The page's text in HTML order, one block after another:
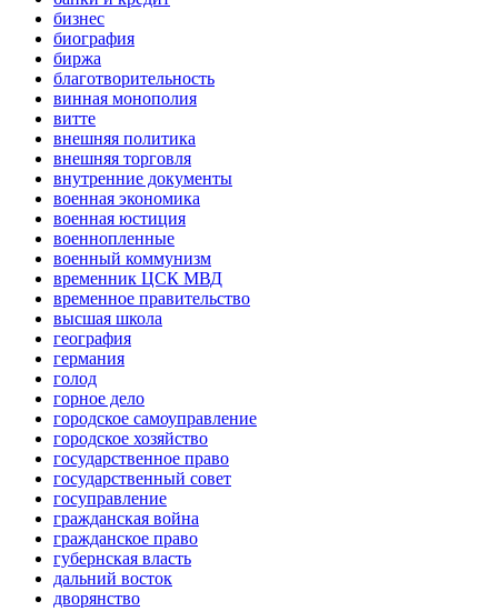
бизнес
биография
биржа
благотворительность
винная монополия
витте
внешняя политика
внешняя торговля
внутренние документы
военная экономика
военная юстиция
военнопленные
военный коммунизм
временник ЦСК МВД
временное правительство
высшая школа
география
германия
голод
горное дело
городское самоуправление
городское хозяйство
государственное право
государственный совет
госуправление
гражданская война
гражданское право
губернская власть
дальний восток
дворянство